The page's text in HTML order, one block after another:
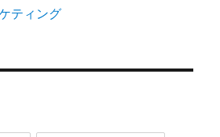
ティング